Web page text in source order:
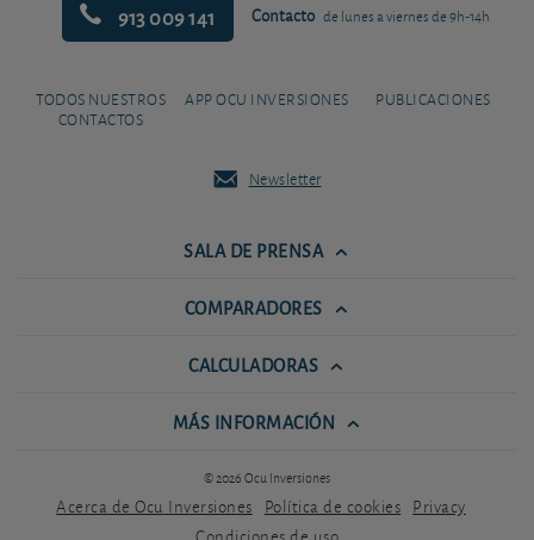
913 009 141 Contacto de lunes a viernes de 9h-14h
TODOS NUESTROS
CONTACTOS
APP OCU INVERSIONES PUBLICACIONES
Newsletter
SALA DE PRENSA
COMPARADORES
CALCULADORAS
MÁS INFORMACIÓN
© 2026 Ocu Inversiones
Acerca de Ocu Inversiones Política de cookies Privacy